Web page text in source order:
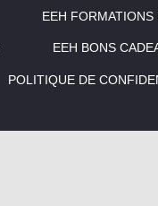
EEH FORMATIONS
EEH BONS
POLITIQUE DE